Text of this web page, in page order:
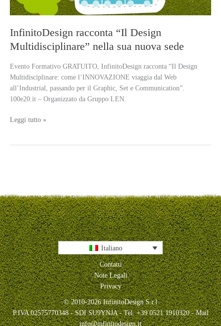
InfinitoDesign racconta “Il Design
Multidisciplinare” nella sua nuova sede
Evento Formativo GRATUITO, InfinitoDesign racconta “Il Design
Multidisciplinare: come l’INNOVAZIONE viaggia dal Web
all’Industrial, passando per il Graphic, Set e Communication”.
100e20.it – Organizzato da Gruppo LEN.
InfinitoDesign
nuova
sede
Leggi tutto »
Italiano
Contatti
Note Legali
Privacy
© 2010-2026 InfinitoDesign S.r.l
P.IVA 02575770348 - SDI SU9YNJA - Tel. +39 0521 1910320 - Mail
info@infinitodesign.it